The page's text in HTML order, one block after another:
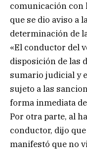
comunicación con
que se dio aviso a
determinación de
«El conductor del
disposición de las
sumario judicial y
sujeto a las
forma inmediata
Por otra parte, al
conductor, dijo
manifestó que no